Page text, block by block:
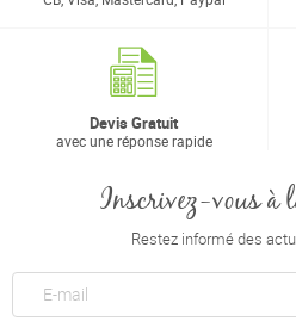
Devis Gratuit
avec une réponse rapide
Inscrivez-vous à
Restez informé des